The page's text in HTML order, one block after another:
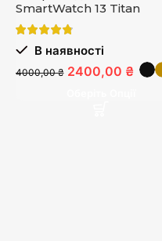
SmartWatch 13 Titan
В наявності
4000,00 ₴ 2400,00 ₴